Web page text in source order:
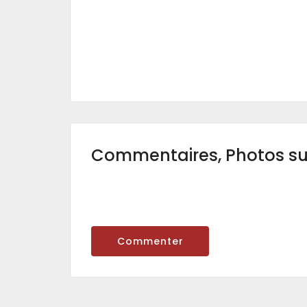
Commentaires, Photos
Commenter